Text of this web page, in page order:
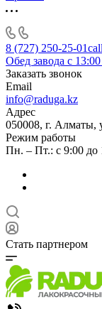
8 (727) 250-25-01
Обед завода с
Заказать звонок
Email
info@raduga.kz
Адрес
050008, г. Алматы,
Режим работы
Пн. – Пт.: с 9:00 до
Стать партнером